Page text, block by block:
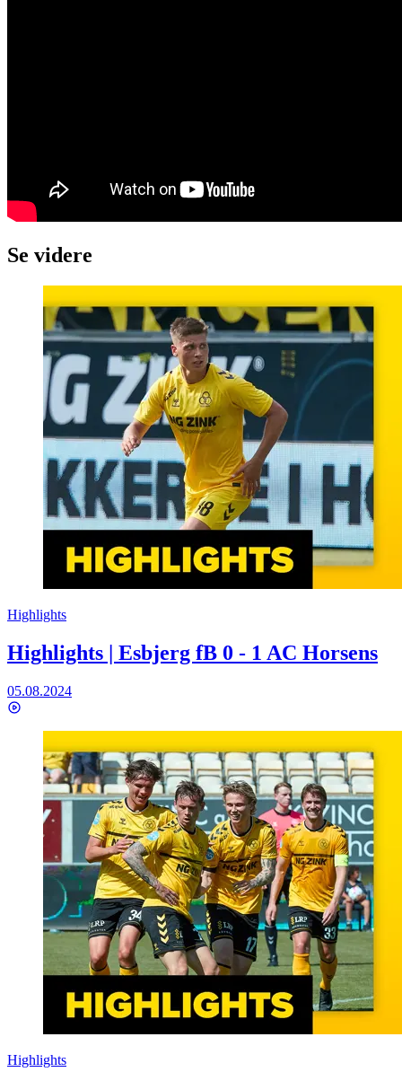
Se videre
Highlights
Highlights | Esbjerg fB 0 - 1 AC Horsens
05.08.2024
Highlights